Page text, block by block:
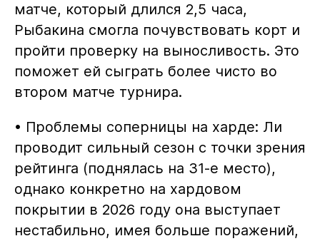
матче, который длился 2,5 часа,
Рыбакина смогла почувствовать корт и
пройти проверку на выносливость. Это
поможет ей сыграть более чисто во
втором матче турнира.
• Проблемы соперницы на харде: Ли
проводит сильный сезон с точки зрения
рейтинга (поднялась на 31-е место),
однако конкретно на хардовом
покрытии в 2026 году она выступает
нестабильно, имея больше поражений,